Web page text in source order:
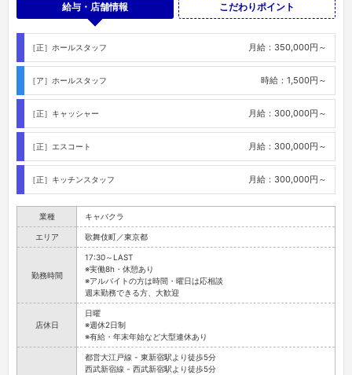
給与・店舗情報 こだわりポイント
［正］ホールスタッフ 月給：350,000円～
［ア］ホールスタッフ 時給：1,500円～
［正］キャッシャー 月給：300,000円～
［正］エスコート 月給：300,000円～
［正］キッチンスタッフ 月給：300,000円～
業種 キャバクラ
エリア 歌舞伎町／東京都
勤務時間
17:30～LAST
※実働8h・休憩あり
※アルバイトの方は時間・曜日は応相談
週末勤務できる方、大歓迎
店休日
日曜
※週休2日制
※有給・年末年始など大型連休あり
都営大江戸線 - 東新宿駅より徒歩5分
西武新宿線 - 西武新宿駅より徒歩5分